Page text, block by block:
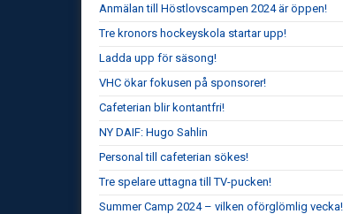
Anmälan till Höstlovscampen 2024 är öppen!
Tre kronors hockeyskola startar upp!
Ladda upp för säsong!
VHC ökar fokusen på sponsorer!
Cafeterian blir kontantfri!
NY DAIF: Hugo Sahlin
Personal till cafeterian sökes!
Tre spelare uttagna till TV-pucken!
Summer Camp 2024 – vilken oförglömlig vecka!